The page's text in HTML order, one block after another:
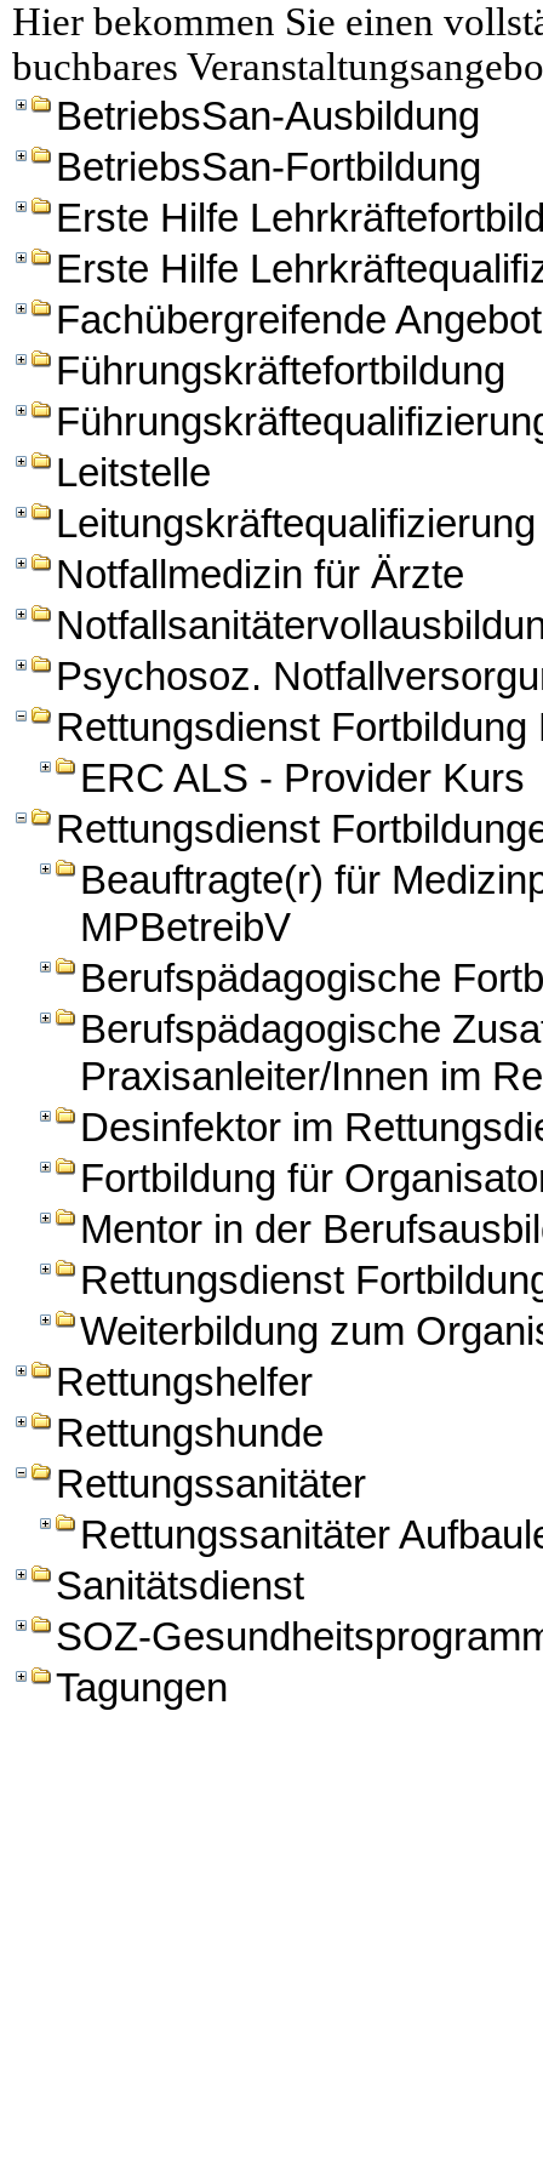
Hier bekommen Sie einen
buchbares
BetriebsSan-Ausbildung
BetriebsSan-Fortbildung
Erste Hilfe
Erste Hilfe
Fachübergreifende
Führungskräftefortbildung
Leitstelle
Leitungskräftequalifizierung
Notfallmedizin für Ärzte
Psychosoz.
Rettungsdienst Fortbildung
ERC ALS - Provider Kurs
Rettungsdienst
Beauftragte(r) für
MPBetreibV
Berufspädagogische
Berufspädagogische
Praxisanleiter/Innen im
Desinfektor im
Fortbildung für
Mentor in der
Rettungsdienst
Weiterbildung zum
Rettungshelfer
Rettungshunde
Rettungssanitäter
Rettungssanitäter
Sanitätsdienst
SOZ-
Tagungen